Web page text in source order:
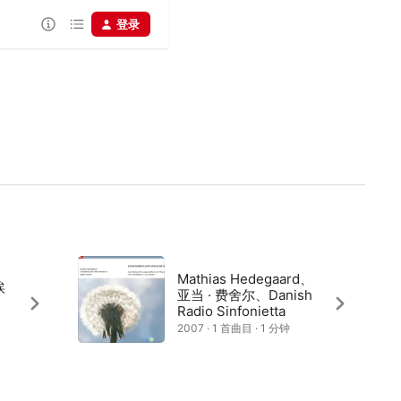
登录
Mathias Hedegaard、
亚当 · 费舍尔、Danish
Radio Sinfonietta
2007 · 1 首曲目 · 1 分钟